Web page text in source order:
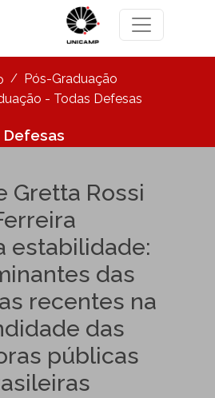
Pós-Graduação
- Todas Defesas
Defesas
Gretta Rossi
estabilidade:
das
recentes na
das
públicas